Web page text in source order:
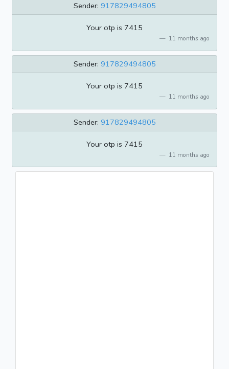
Sender: 917829494805
Your otp is 7415
11 months ago
Sender: 917829494805
Your otp is 7415
11 months ago
Sender: 917829494805
Your otp is 7415
11 months ago